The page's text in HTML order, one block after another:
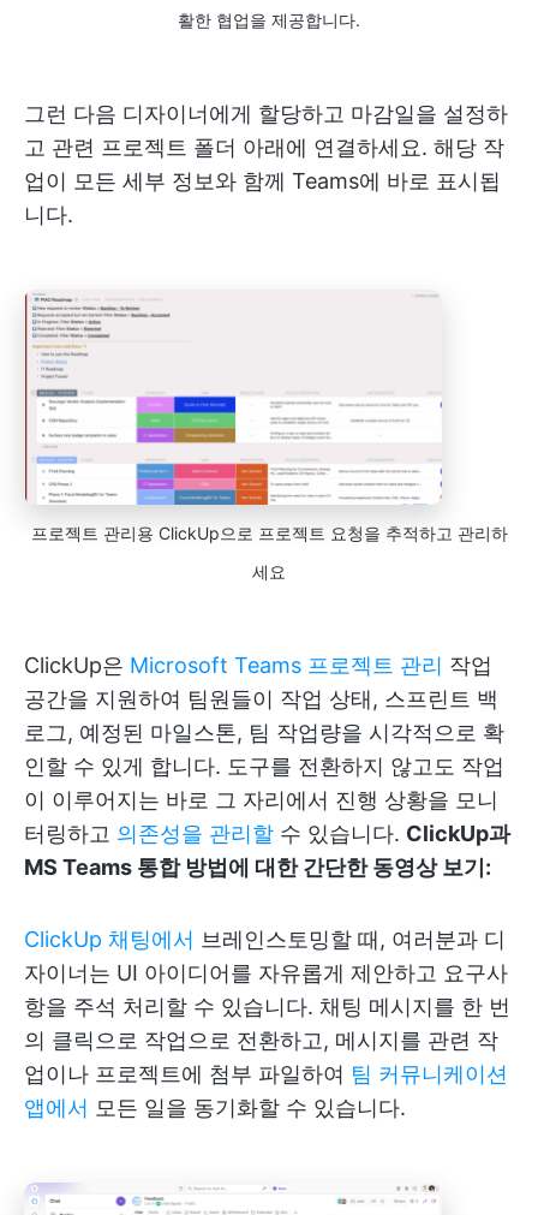
활한 협업을 제공합니다.
그런 다음 디자이너에게 할당하고 마감일을 설정하
고 관련 프로젝트 폴더 아래에 연결하세요. 해당 작
업이 모든 세부 정보와 함께 Teams에 바로 표시됩
니다.
프로젝트 관리용 ClickUp으로 프로젝트 요청을 추적하고 관리하
세요
ClickUp은 Microsoft Teams 프로젝트 관리 작업
공간을 지원하여 팀원들이 작업 상태, 스프린트 백
로그, 예정된 마일스톤, 팀 작업량을 시각적으로 확
인할 수 있게 합니다. 도구를 전환하지 않고도 작업
이 이루어지는 바로 그 자리에서 진행 상황을 모니
터링하고 의존성을 관리할 수 있습니다. ClickUp과
MS Teams 통합 방법에 대한 간단한 동영상 보기:
ClickUp 채팅에서 브레인스토밍할 때, 여러분과 디
자이너는 UI 아이디어를 자유롭게 제안하고 요구사
항을 주석 처리할 수 있습니다. 채팅 메시지를 한 번
의 클릭으로 작업으로 전환하고, 메시지를 관련 작
업이나 프로젝트에 첨부 파일하여 팀 커뮤니케이션
앱에서 모든 일을 동기화할 수 있습니다.